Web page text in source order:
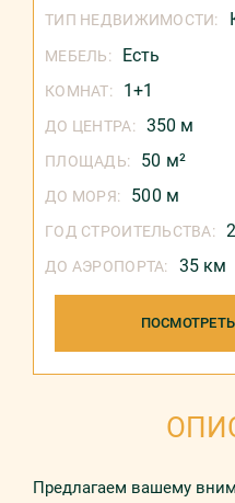
ТИП НЕДВИЖИМОСТИ:
МЕБЕЛЬ: Есть
КОМНАТ: 1+1
ДО ЦЕНТРА: 350 м
ПЛОЩАДЬ: 50 м²
ДО МОРЯ: 500 м
ГОД СТРОИТЕЛЬСТВА:
ДО АЭРОПОРТА: 35 км
ПОСМОТРЕТЬ
Предлагаем вашему